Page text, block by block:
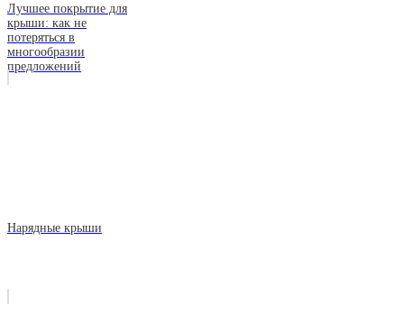
Лучшее покрытие для
крыши: как не
потеряться в
многообразии
предложений
Нарядные крыши